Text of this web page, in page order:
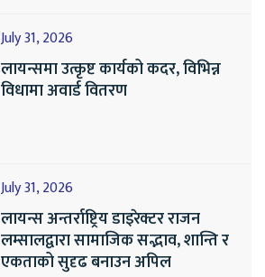
July 31, 2026
लायन्समा उत्कृष्ट कार्यको कदर, विभिन्न
विधामा अवार्ड वितरण
July 31, 2026
लायन्स अन्तर्राष्ट्रिय डाइरेक्टर राजन
लम्सालद्वारा सामाजिक सद्भाव, शान्ति र
एकताको सुदृढ बनाउन अपिल